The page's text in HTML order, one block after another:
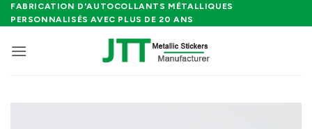
Passer
au
FABRICATION D'AUTOCOLLANTS MÉTALLIQUES
PERSONNALISÉS AVEC PLUS DE 20 ANS